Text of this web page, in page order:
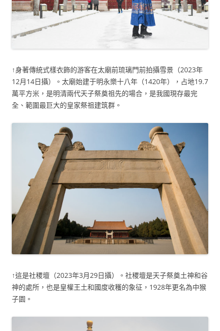
↑身著傳統式樣衣飾的游客在太廟前琉璃門前拍攝雪景（2023年
12月14日攝）。太廟始建于明永樂十八年（1420年），占地19.7
萬平方米，是明清兩代天子祭奠祖先的場合，是我國現存最完
全、範圍最巨大的皇家祭祖建筑群。
↑這是社稷壇（2023年3月29日攝）。社稷壇是天子祭奠土神和谷
神的處所，也是皇權王土和國度收穫的象征，1928年更名為中猴
子園。